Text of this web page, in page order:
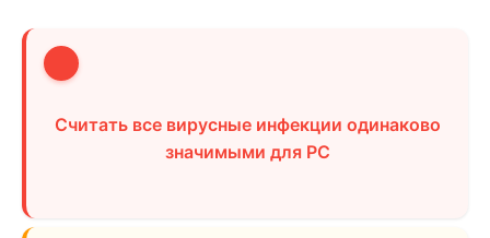
Считать все вирусные инфекции одинаково
значимыми для РС